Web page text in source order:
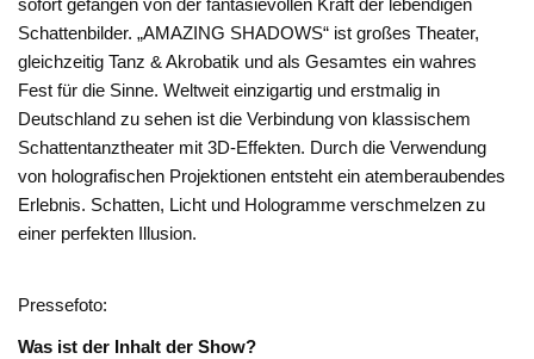
sofort gefangen von der fantasievollen Kraft der lebendigen
Schattenbilder. „AMAZING SHADOWS“ ist großes Theater,
gleichzeitig Tanz & Akrobatik und als Gesamtes ein wahres
Fest für die Sinne. Weltweit einzigartig und erstmalig in
Deutschland zu sehen ist die Verbindung von klassischem
Schattentanztheater mit 3D-Effekten. Durch die Verwendung
von holografischen Projektionen entsteht ein atemberaubendes
Erlebnis. Schatten, Licht und Hologramme verschmelzen zu
einer perfekten Illusion.
Pressefoto:
Was ist der Inhalt der Show?